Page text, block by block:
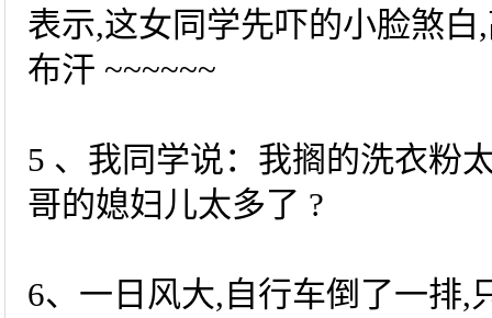
表示,这女同学先吓的小脸煞
布汗 ~~~~~~
5 、我同学说：我搁的洗衣粉
哥的媳妇儿太多了 ?
6、一日风大,自行车倒了一排,